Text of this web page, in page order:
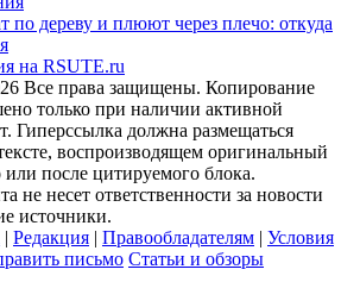
по дереву и плюют через плечо: откуда
Все права защищены. Копирование
только при наличии активной
Гиперссылка должна размещаться
воспроизводящем оригинальный
или после цитируемого блока.
не несет ответственности за новости
источники.
| Редакция | Правообладателям | Условия
письмо Статьи и обзоры